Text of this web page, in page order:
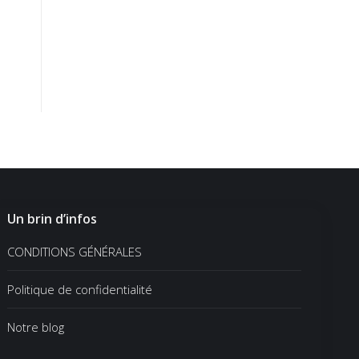
Un brin d’infos
CONDITIONS GÉNÉRALES
Politique de confidentialité
Notre blog